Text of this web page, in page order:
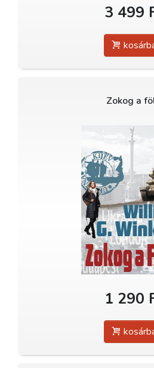
3 499
Zokog a
1 290